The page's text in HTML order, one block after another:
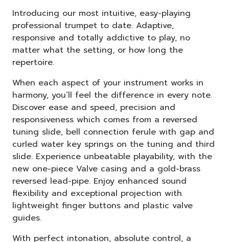
Introducing our most intuitive, easy-playing
professional trumpet to date. Adaptive,
responsive and totally addictive to play, no
matter what the setting, or how long the
repertoire.
When each aspect of your instrument works in
harmony, you’ll feel the difference in every note.
Discover ease and speed, precision and
responsiveness which comes from a reversed
tuning slide, bell connection ferule with gap and
curled water key springs on the tuning and third
slide. Experience unbeatable playability, with the
new one-piece Valve casing and a gold-brass
reversed lead-pipe. Enjoy enhanced sound
flexibility and exceptional projection with
lightweight finger buttons and plastic valve
guides.
With perfect intonation, absolute control, a